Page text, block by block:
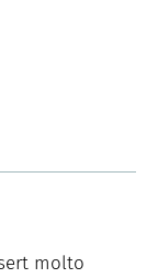
molto